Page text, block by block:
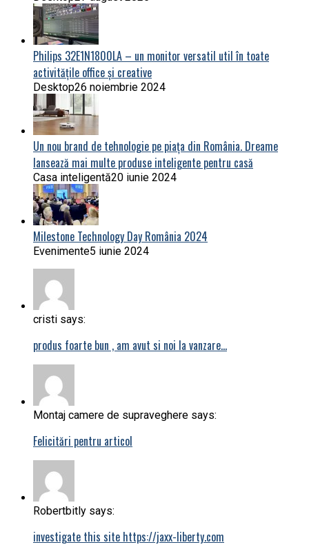
Philips 32E1N1800LA – un monitor versatil util în toate
activitățile office și creative
Desktop26 noiembrie 2024
Un nou brand de tehnologie pe piața din România. Dreame
lansează mai multe produse inteligente pentru casă
Casa inteligentă20 iunie 2024
Milestone Technology Day România 2024
Evenimente5 iunie 2024
cristi says:
produs foarte bun , am avut si noi la vanzare…
Montaj camere de supraveghere says:
Felicitări pentru articol
Robertbitly says:
investigate this site https://jaxx-liberty.com